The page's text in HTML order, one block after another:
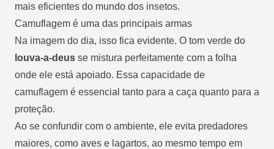
mais eficientes do mundo dos insetos.
Camuflagem é uma das principais armas
Na imagem do dia, isso fica evidente. O tom verde do
louva-a-deus se mistura perfeitamente com a folha
onde ele está apoiado. Essa capacidade de
camuflagem é essencial tanto para a caça quanto para a
proteção.
Ao se confundir com o ambiente, ele evita predadores
maiores, como aves e lagartos, ao mesmo tempo em